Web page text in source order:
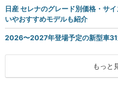
日産 セレナのグレード別価格・サ
いやおすすめモデルも紹介
2026〜2027年登場予定の新型車
もっと